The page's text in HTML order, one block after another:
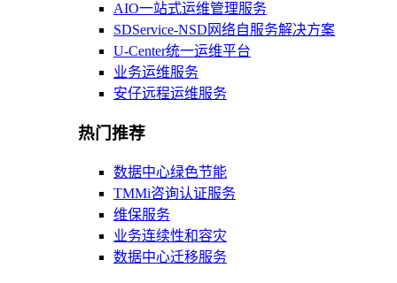
AIO一站式运维管理服务
SDService-NSD网络自服务解决方案
U-Center统一运维平台
业务运维服务
安仔远程运维服务
热门推荐
数据中心绿色节能
TMMi咨询认证服务
维保服务
业务连续性和容灾
数据中心迁移服务